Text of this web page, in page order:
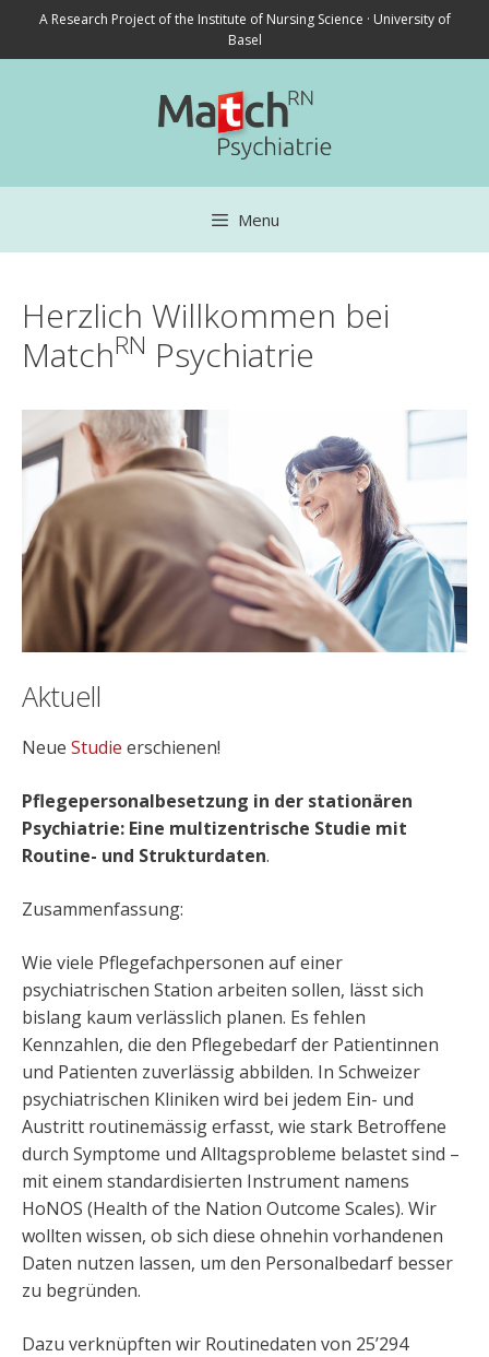
content
A Research Project of the Institute of Nursing Science · University of
Basel
Menu
Herzlich Willkommen bei
MatchRN Psychiatrie
Aktuell
Neue Studie erschienen!
Pflegepersonalbesetzung in der stationären
Psychiatrie: Eine multizentrische Studie mit
Routine- und Strukturdaten.
Zusammenfassung:
Wie viele Pflegefachpersonen auf einer
psychiatrischen Station arbeiten sollen, lässt sich
bislang kaum verlässlich planen. Es fehlen
Kennzahlen, die den Pflegebedarf der Patientinnen
und Patienten zuverlässig abbilden. In Schweizer
psychiatrischen Kliniken wird bei jedem Ein- und
Austritt routinemässig erfasst, wie stark Betroffene
durch Symptome und Alltagsprobleme belastet sind –
mit einem standardisierten Instrument namens
HoNOS (Health of the Nation Outcome Scales). Wir
wollten wissen, ob sich diese ohnehin vorhandenen
Daten nutzen lassen, um den Personalbedarf besser
zu begründen.
Dazu verknüpften wir Routinedaten von 25’294